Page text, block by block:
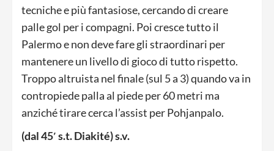
tecniche e più fantasiose, cercando di creare
palle gol per i compagni. Poi cresce tutto il
Palermo e non deve fare gli straordinari per
mantenere un livello di gioco di tutto rispetto.
Troppo altruista nel finale (sul 5 a 3) quando va in
contropiede palla al piede per 60 metri ma
anziché tirare cerca l’assist per Pohjanpalo.
(dal 45′ s.t. Diakité) s.v.